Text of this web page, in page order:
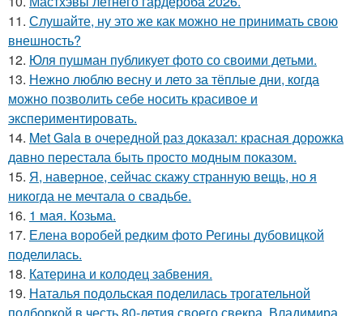
11. Слушайте, ну это же как можно не принимать свою
внешность?
12. Юля пушман публикует фото со своими детьми.
13. Нежно люблю весну и лето за тёплые дни, когда
можно позволить себе носить красивое и
экспериментировать.
14. Met Gala в очередной раз доказал: красная дорожка
давно перестала быть просто модным показом.
15. Я, наверное, сейчас скажу странную вещь, но я
никогда не мечтала о свадьбе.
16. 1 мая. Козьма.
17. Елена воробей редким фото Регины дубовицкой
поделилась.
18. Катерина и колодец забвения.
19. Наталья подольская поделилась трогательной
подборкой в честь 80-летия своего свекра, Владимира